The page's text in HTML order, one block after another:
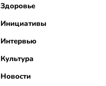
Здоровье
Инициативы
Интервью
Культура
Новости